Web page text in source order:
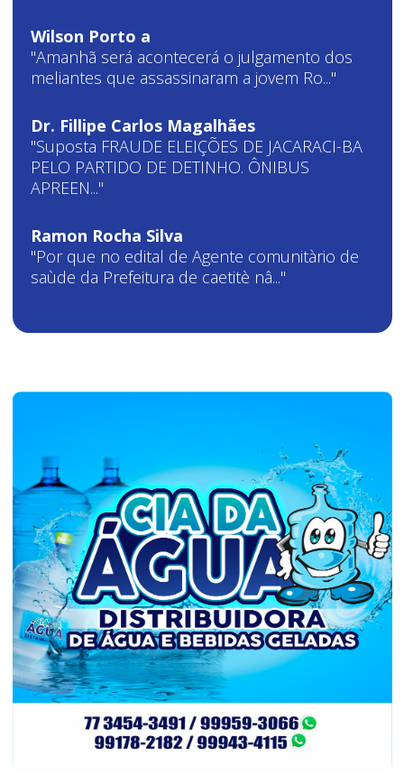
Wilson Porto a
"Amanhã será acontecerá o julgamento dos
meliantes que assassinaram a jovem Ro..."
Dr. Fillipe Carlos Magalhães
"Suposta FRAUDE ELEIÇÕES DE JACARACI-BA
PELO PARTIDO DE DETINHO. ÔNIBUS
APREEN..."
Ramon Rocha Silva
"Por que no edital de Agente comunitàrio de
saùde da Prefeitura de caetitè nâ..."